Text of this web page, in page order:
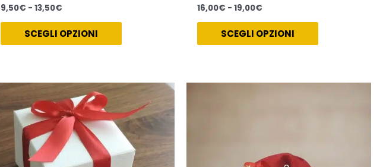
9,50€ - 13,50€
SCEGLI OPZIONI
16,00€ - 19,00€
SCEGLI OPZIONI
di
prezzo:
da
13,50€
a
16,50€
prodotto
ha
più
varianti.